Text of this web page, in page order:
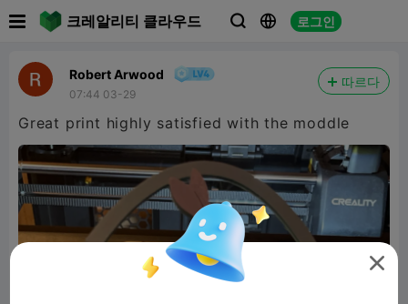
크레알리티 클라우드   로그인
Robert Arwood
07:44 03-29
따르다
Great print highly satisfied with the moddle
